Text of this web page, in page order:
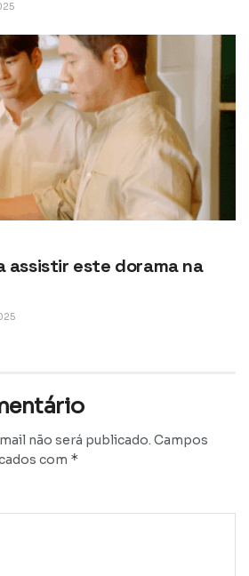
assistir este dorama na
não será publicado. Campos
com *